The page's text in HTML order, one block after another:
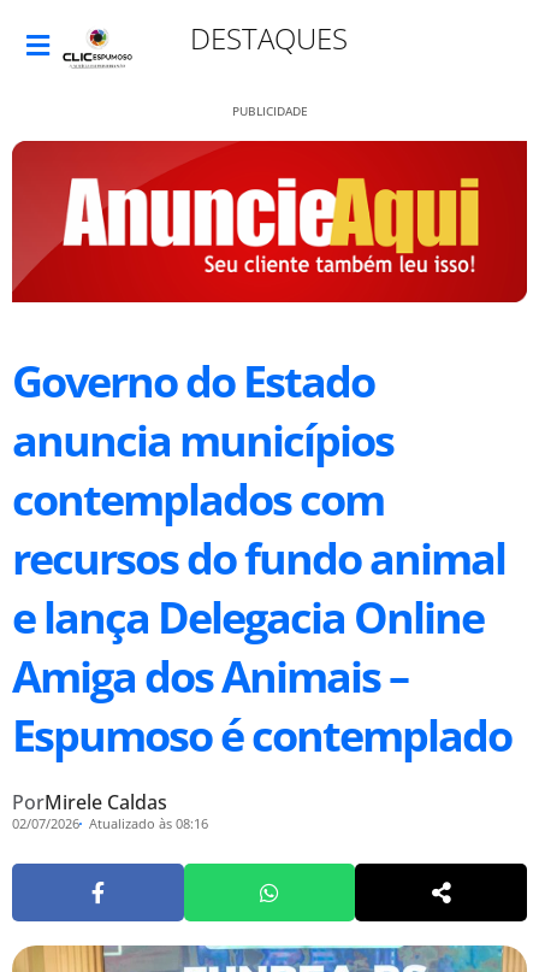
DESTAQUES
PUBLICIDADE
Governo do Estado
anuncia municípios
contemplados com
recursos do fundo animal
e lança Delegacia Online
Amiga dos Animais –
Espumoso é contemplado
PorMirele Caldas
02/07/2026 Atualizado às 08:16